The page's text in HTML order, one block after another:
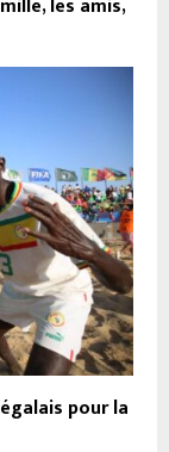
les amis,
pour la